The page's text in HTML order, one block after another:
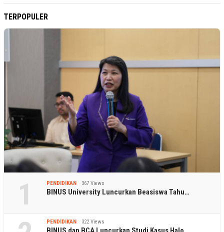
TERPOPULER
1 PENDIDIKAN 367 Views
BINUS University Luncurkan Beasiswa Tahu…
PENDIDIKAN 322 Views